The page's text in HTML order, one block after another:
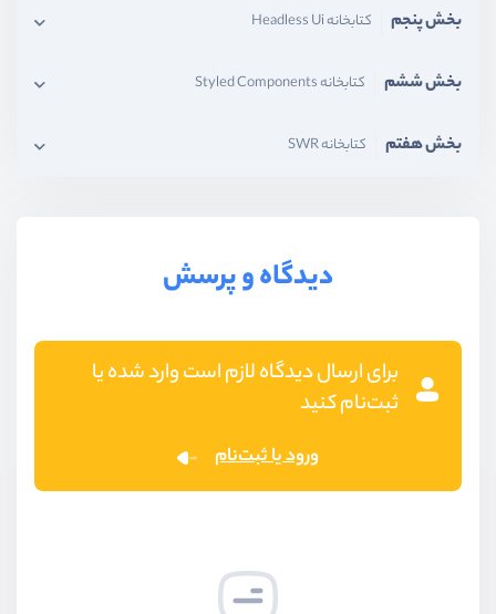
بخش پنجم کتابخانه Headless Ui
بخش ششم کتابخانه Styled Components
بخش هفتم کتابخانه SWR
دیدگاه و پرسش
برای ارسال دیدگاه لازم است وارد شده یا
ثبت‌نام کنید
ورود یا ثبت‌نام